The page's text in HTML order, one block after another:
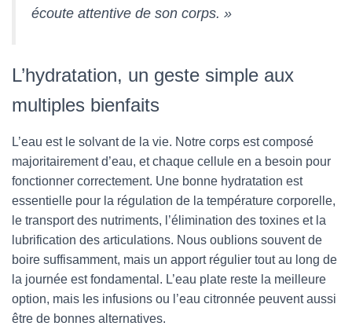
écoute attentive de son corps. »
L’hydratation, un geste simple aux
multiples bienfaits
L’eau est le solvant de la vie. Notre corps est composé
majoritairement d’eau, et chaque cellule en a besoin pour
fonctionner correctement. Une bonne hydratation est
essentielle pour la régulation de la température corporelle,
le transport des nutriments, l’élimination des toxines et la
lubrification des articulations. Nous oublions souvent de
boire suffisamment, mais un apport régulier tout au long de
la journée est fondamental. L’eau plate reste la meilleure
option, mais les infusions ou l’eau citronnée peuvent aussi
être de bonnes alternatives.